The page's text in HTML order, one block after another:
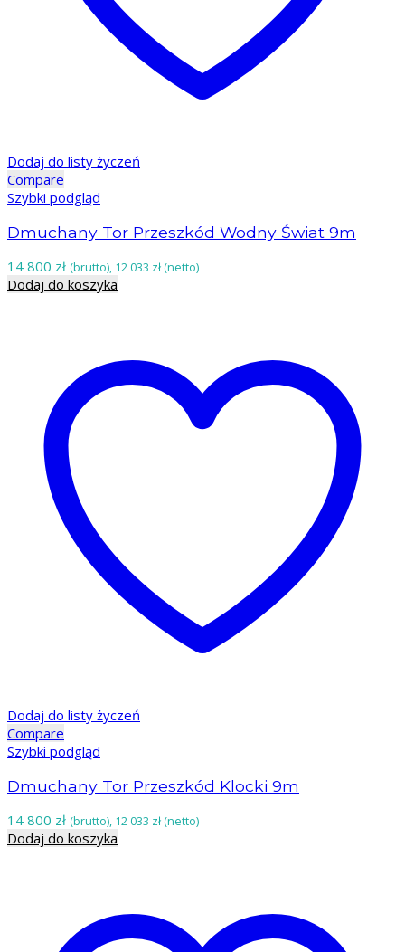
Dodaj do listy życzeń
Compare
Szybki podgląd
Dmuchany Tor Przeszkód Wodny Świat 9m
14 800 zł (brutto), 12 033 zł (netto)
Dodaj do koszyka
Dodaj do listy życzeń
Compare
Szybki podgląd
Dmuchany Tor Przeszkód Klocki 9m
14 800 zł (brutto), 12 033 zł (netto)
Dodaj do koszyka